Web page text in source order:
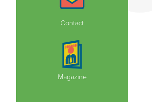
Contact
Magazine